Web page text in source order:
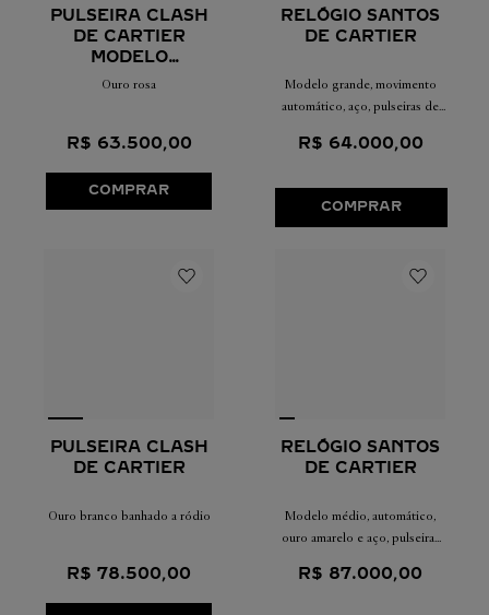
PULSEIRA CLASH
DE CARTIER
MODELO
PEQUENO
Ouro rosa
R$ 63.500,00
COMPRAR
RELÓGIO SANTOS
DE CARTIER
Modelo grande, movimento
automático, aço, pulseiras de
R$ 64.000,00
COMPRAR
PULSEIRA CLASH
DE CARTIER
Ouro branco banhado a ródio
R$ 78.500,00
RELÓGIO SANTOS
DE CARTIER
Modelo médio, automático,
ouro amarelo e aço, pulseiras
intercambiáveis
R$ 87.000,00